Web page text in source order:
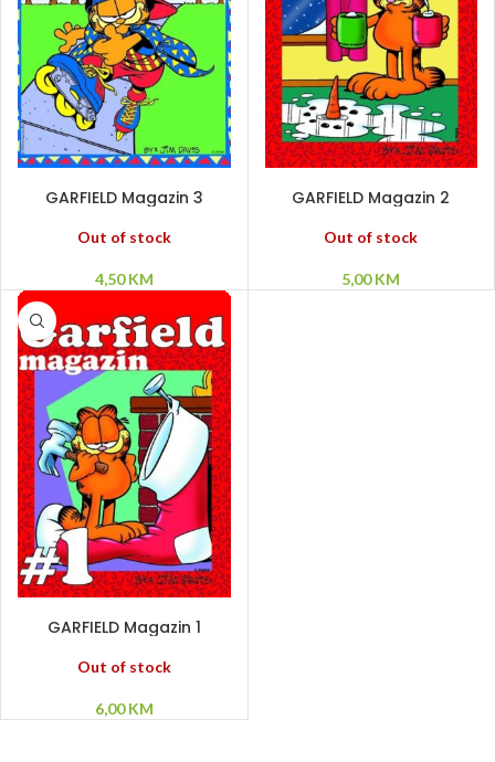
GARFIELD Magazin 3
Out of stock
4,50KM
GARFIELD Magazin 2
Out of stock
5,00KM
GARFIELD Magazin 1
Out of stock
6,00KM